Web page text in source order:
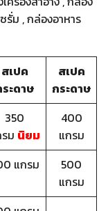
รั่ม , กล่องอาหาร
สเปค
ะดาษ
สเปค
กระดาษ
350
ม นิยม
400
แกรม
แกรม
500
แกรม